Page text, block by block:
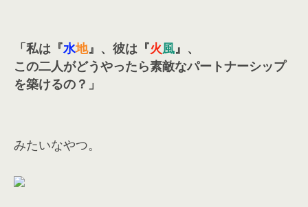
「私は『水地』、彼は『火風』、
この二人がどうやったら素敵なパートナーシップ
を築けるの？」
みたいなやつ。